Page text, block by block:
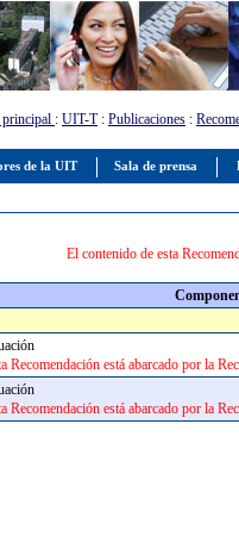
de la UIT Sala de prensa
principal : UIT-T: Publicaciones :
El contenido de esta
Recomendación está abarcado por la
Recomendación está abarcado por la